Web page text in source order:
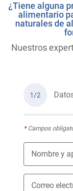
¿Tiene alguna
alimentario
naturales de
Nuestros
1/2
*Campos
Nombre y
Correo